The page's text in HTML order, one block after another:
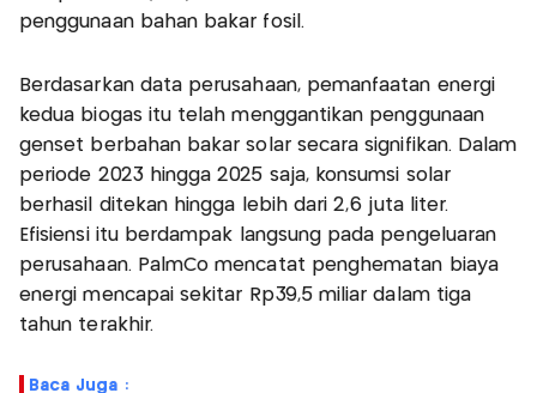
penggunaan bahan bakar fosil.
Berdasarkan data perusahaan, pemanfaatan energi
kedua biogas itu telah menggantikan penggunaan
genset berbahan bakar solar secara signifikan. Dalam
periode 2023 hingga 2025 saja, konsumsi solar
berhasil ditekan hingga lebih dari 2,6 juta liter.
Efisiensi itu berdampak langsung pada pengeluaran
perusahaan. PalmCo mencatat penghematan biaya
energi mencapai sekitar Rp39,5 miliar dalam tiga
tahun terakhir.
Baca Juga :